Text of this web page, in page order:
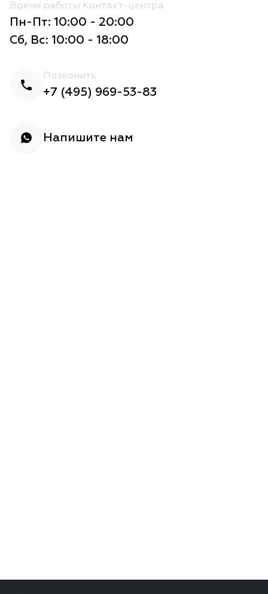
Время работы Контакт-центра
Пн-Пт: 10:00 - 20:00
Сб, Вс: 10:00 - 18:00
Позвонить
+7 (495) 969-53-83
Напишите нам